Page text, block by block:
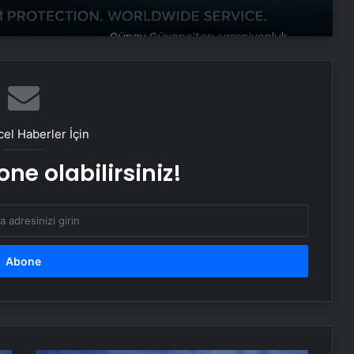
geçti! Tribünler: “Taraftar çıldırdı
Haberler İçin
olabilirsiniz!